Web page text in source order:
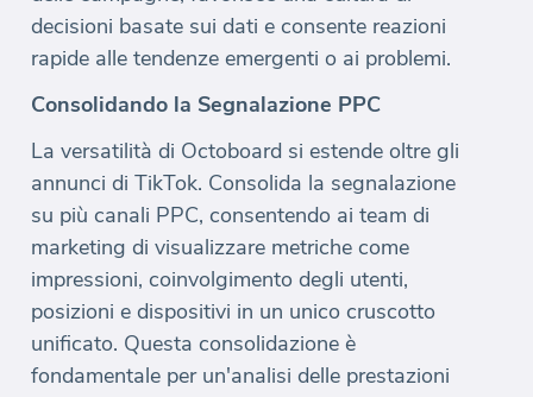
decisioni basate sui dati e consente reazioni
rapide alle tendenze emergenti o ai problemi.
Consolidando la Segnalazione PPC
La versatilità di Octoboard si estende oltre gli
annunci di TikTok. Consolida la segnalazione
su più canali PPC, consentendo ai team di
marketing di visualizzare metriche come
impressioni, coinvolgimento degli utenti,
posizioni e dispositivi in un unico cruscotto
unificato. Questa consolidazione è
fondamentale per un'analisi delle prestazioni